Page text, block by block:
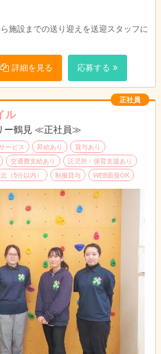
施設までの送り迎えを送迎スタッフに
された宿題をまずやって頂きます。そ
などをしてもらいます。そのあとは、
ジュールに沿って一緒に過ごしていた
まで送って頂きます。（＊福祉スタッ
）
周りより少し、苦手なことが多いだけ
きるまで手助けする。そんなお仕事で
詳細を見る 応募する
正社員
ル
ー鶴見 ≪正社員≫
ービス 昇給あり
賞与あり
交通費支給あり
託児所・保育支援あり
（5分以内） 制服貸与 WEB面接OK